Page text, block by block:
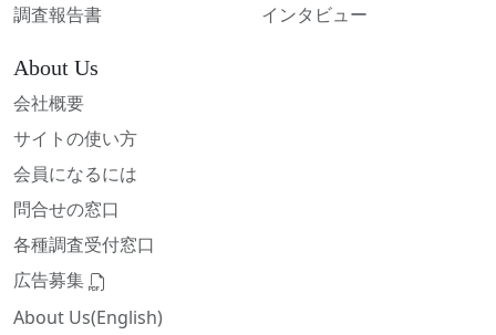
調査報告書
インタビュー
About Us
会社概要
サイトの使い方
会員になるには
問合せの窓口
各種調査受付窓口
広告募集
About Us(English)